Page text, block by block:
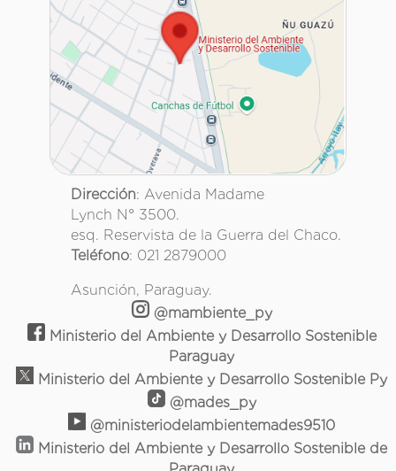
Dirección: Avenida Madame
Lynch N° 3500.
esq. Reservista de la Guerra del Chaco.
Teléfono: 021 2879000
Asunción, Paraguay.
@mambiente_py
Ministerio del Ambiente y Desarrollo Sostenible
Paraguay
Ministerio del Ambiente y Desarrollo Sostenible Py
@mades_py
@ministeriodelambientemades9510
Ministerio del Ambiente y Desarrollo Sostenible de